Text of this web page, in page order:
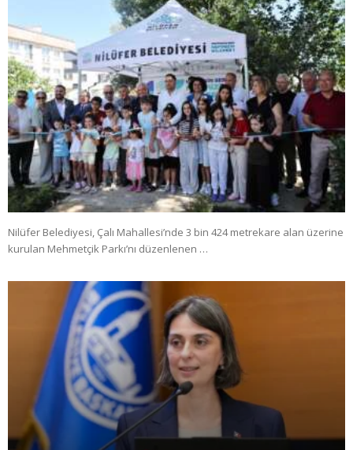
Nilüfer Belediyesi, Çalı Mahallesi’nde 3 bin 424 metrekare alan üzerine
kurulan Mehmetçik Parkı’nı düzenlenen …